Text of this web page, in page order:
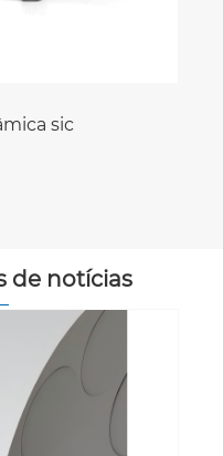
de notícias
peças-
alto